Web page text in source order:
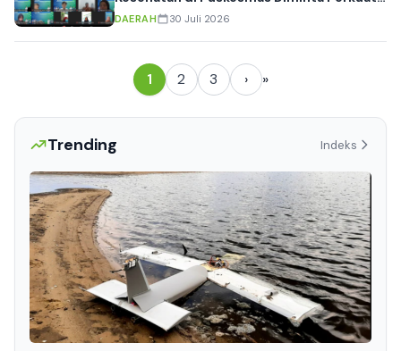
Layanan Primer
DAERAH 30 Juli 2026
1 2 3 › »
Trending Indeks